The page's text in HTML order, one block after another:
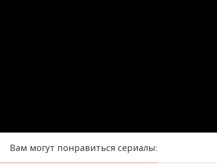
Вам могут понравиться сериалы: